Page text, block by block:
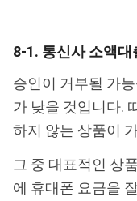
8-1. 통신사 소액대
승인이 거부될 가
가 낮을 것입니다.
하지 않는 상품이
그 중 대표적인 상
에 휴대폰 요금을